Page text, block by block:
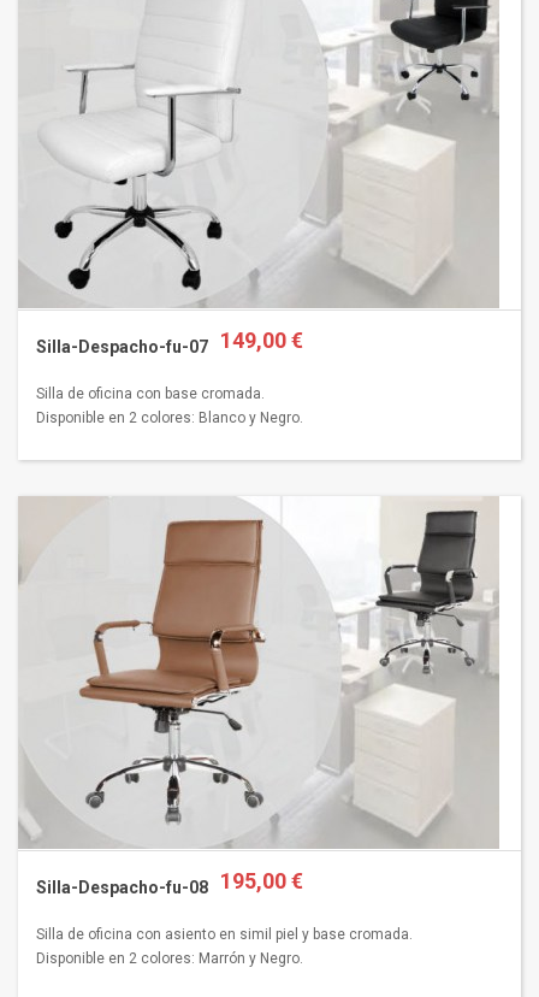
Silla-Despacho-fu-07 149,00 €
Silla de oficina con base cromada.
Disponible en 2 colores: Blanco y Negro.
Silla-Despacho-fu-08 195,00 €
Silla de oficina con asiento en simil piel y base cromada.
Disponible en 2 colores: Marrón y Negro.